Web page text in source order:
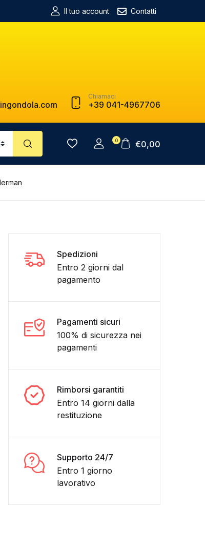
Il tuo account Contatti
Chiamaci
+39 041-4967706
0 €0,00
Spedizioni
Entro 2 giorni dal
pagamento
Pagamenti sicuri
100% di sicurezza nei
pagamenti
Rimborsi garantiti
Entro 14 giorni dalla
restituzione
Supporto 24/7
Entro 1 giorno
lavorativo